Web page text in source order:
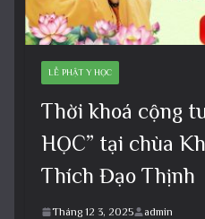
LỄ PHẬT Y HỌC
Thời khoá cộng
HỌC” tại chùa
Thích Đạo Thịnh
Tháng 12 3, 2025 admin